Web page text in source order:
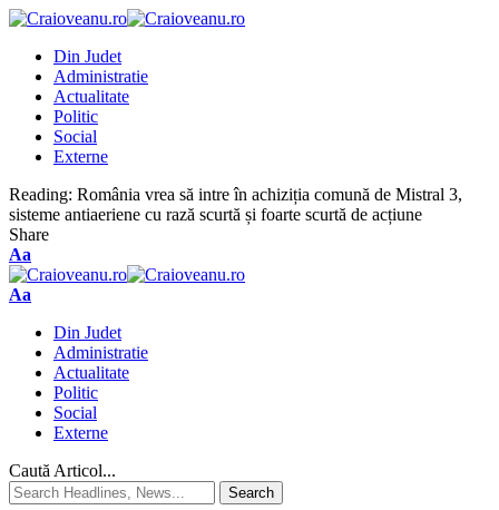
Din Judet
Administratie
Actualitate
Politic
Social
Externe
Reading: România vrea să intre în achiziția comună de Mistral 3,
sisteme antiaeriene cu rază scurtă și foarte scurtă de acțiune
Share
Aa
Aa
Din Judet
Administratie
Actualitate
Politic
Social
Externe
Caută Articol...